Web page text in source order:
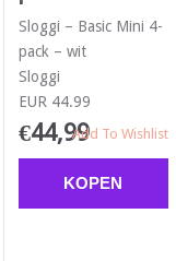
Sloggi – Basic Mini 4-
pack – wit
Sloggi
EUR 44.99
€44,99
KOPEN
Add To Wishlist